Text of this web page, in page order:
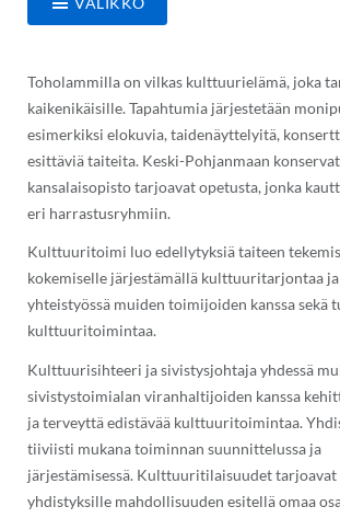
Toholammilla on vilkas kulttuurielämä, joka
kaikenikäisille. Tapahtumia järjestetään
esimerkiksi elokuvia, taidenäyttelyitä,
esittäviä taiteita. Keski-Pohjanmaan
kansalaisopisto tarjoavat opetusta, jonka
eri harrastusryhmiin.
Kulttuuritoimi luo edellytyksiä taiteen
kokemiselle järjestämällä kulttuuritarjontaa
yhteistyössä muiden toimijoiden kanssa sekä
kulttuuritoimintaa.
Kulttuurisihteeri ja sivistysjohtaja yhdessä
sivistystoimialan viranhaltijoiden kanssa
ja terveyttä edistävää kulttuuritoimintaa.
tiiviisti mukana toiminnan suunnittelussa ja
järjestämisessä. Kulttuuritilaisuudet
yhdistyksille mahdollisuuden esitellä omaa